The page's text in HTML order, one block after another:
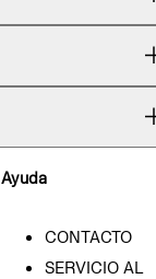
Ayuda
CONTACTO
SERVICIO AL